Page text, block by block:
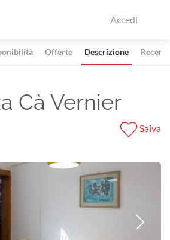
Accedi
Offerte Descrizione
Cà Vernier
Salva